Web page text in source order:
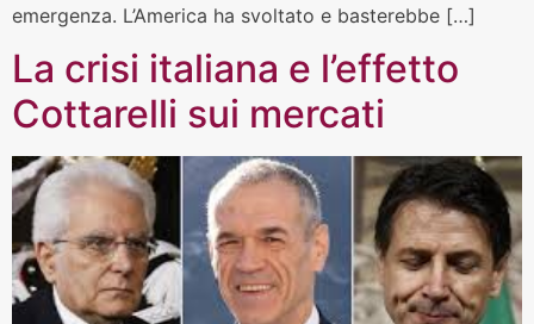
emergenza. L’America ha svoltato e basterebbe […]
La crisi italiana e l’effetto
Cottarelli sui mercati